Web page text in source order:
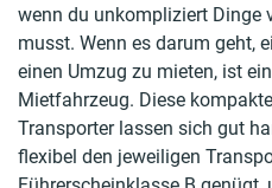
wenn du unkompliziert Dinge
musst. Wenn es darum geht,
einen Umzug zu mieten, ist
Mietfahrzeug. Diese
Transporter lassen sich gut
flexibel den jeweiligen